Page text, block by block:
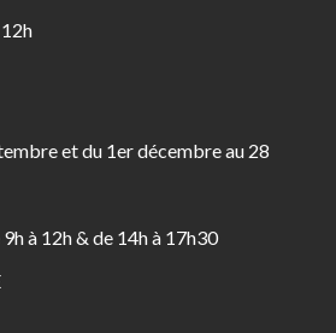
et du 1er décembre au 28
à 12h & de 14h à 17h30